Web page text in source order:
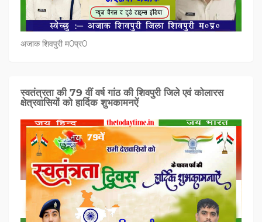
अजाक शिवपुरी म0प्र0
स्वतंत्रता की 79 वीं वर्ष गांठ की शिवपुरी जिले एवं कोलारस
क्षेत्रवासियों को हार्दिक शुभकामनऐं